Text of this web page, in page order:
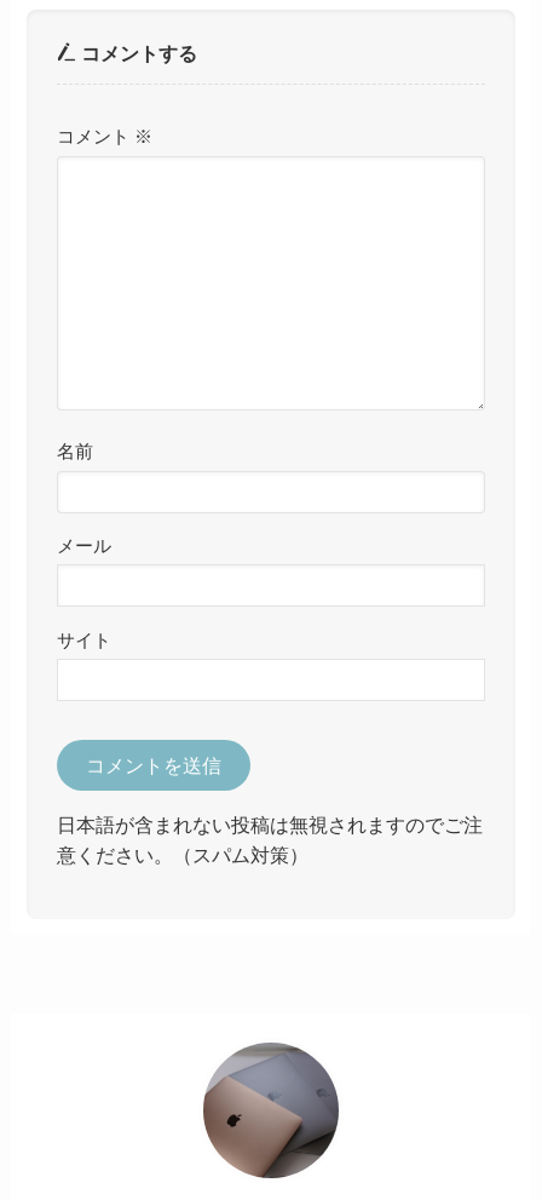
コメントする
コメント ※
名前
メール
サイト
日本語が含まれない投稿は無視されますのでご注
意ください。（スパム対策）